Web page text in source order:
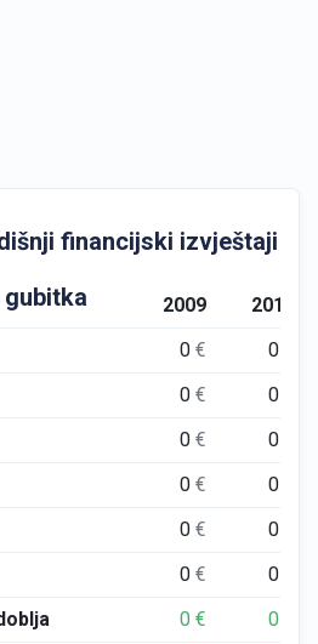
financijski izvještaji
gubitka
2009
2010
0€ 0
0€ 0
0€ 0
0€ 0
0€ 0
0€ 0
0€ 0